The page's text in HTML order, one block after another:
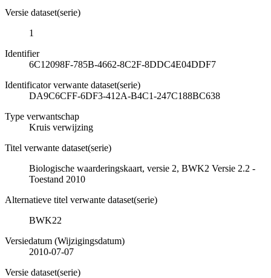
Versie dataset(serie)
1
Identifier
6C12098F-785B-4662-8C2F-8DDC4E04DDF7
Identificator verwante dataset(serie)
DA9C6CFF-6DF3-412A-B4C1-247C188BC638
Type verwantschap
Kruis verwijzing
Titel verwante dataset(serie)
Biologische waarderingskaart, versie 2, BWK2 Versie 2.2 -
Toestand 2010
Alternatieve titel verwante dataset(serie)
BWK22
Versiedatum (Wijzigingsdatum)
2010-07-07
Versie dataset(serie)